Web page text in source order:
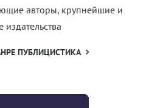
авторы, крупнейшие и
ПУБЛИЦИСТИКА